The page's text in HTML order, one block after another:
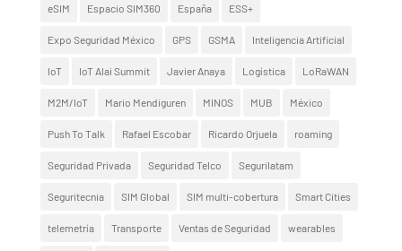
eSIM Espacio SIM360 España ESS+
Expo Seguridad México GPS GSMA Inteligencia Artificial
IoT IoT Alai Summit Javier Anaya Logística LoRaWAN
M2M/IoT Mario Mendiguren MINOS MUB México
Push To Talk Rafael Escobar Ricardo Orjuela roaming
Seguridad Privada Seguridad Telco Segurilatam
Seguritecnia SIM Global SIM multi-cobertura Smart Cities
telemetría Transporte Ventas de Seguridad wearables